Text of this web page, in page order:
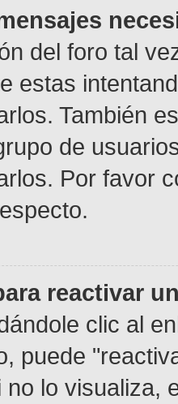
del foro tal
estas
También
de
Por favor
reactivar
clic al
puede
no lo visualiza,